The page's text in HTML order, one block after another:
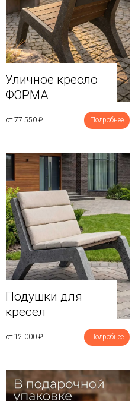
Уличное кресло
ФОРМА
от 77 550 ₽ Подробнее
Подушки для
кресел
от 12 000 ₽ Подробнее